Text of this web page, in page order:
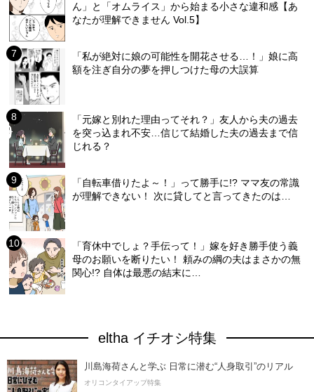
ん」と「オムライス」から始まる小さな違和感【あ
なたが理解できません Vol.5】
「私が絶対に娘の可能性を開花させる…！」娘に高
額を注ぎ自分の夢を押しつけた母の大誤算
「元嫁と別れた理由ってそれ？」友人から夫の過去
を突っ込まれ不安…信じて結婚した夫の過去まで信
じれる？
「自転車借りたよ～！」って勝手に!? ママ友の常識
が理解できない！ 次に貸してと言ってきたのは…
「育休中でしょ？手伝って！」嫁を好き勝手使う義
母のお願いを断りたい！ 頼みの綱の夫はまさかの無
関心!? 自体は最悪の結末に…
eltha イチオシ特集
川島海荷さんと学ぶ 日常に潜む“人身取引”のリアル
オリコンタイアップ特集